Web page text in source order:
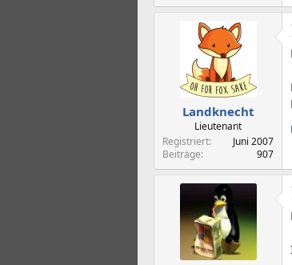
Landknecht
Lieutenant
Registriert
Juni 2007
Beiträge
907